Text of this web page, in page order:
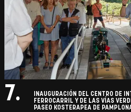
7.
INAUGURACIÓN DEL CENTRO DE
FERROCARRIL Y DE LAS VÍAS
PASEO KOSTERAPEA DE